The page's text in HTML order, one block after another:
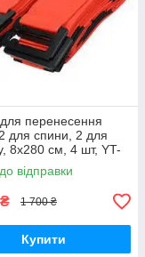
перенесення
для спини, 2 для
8x280 см, 4 шт, YT-
відправки
₴ 1 700 ₴
Купити